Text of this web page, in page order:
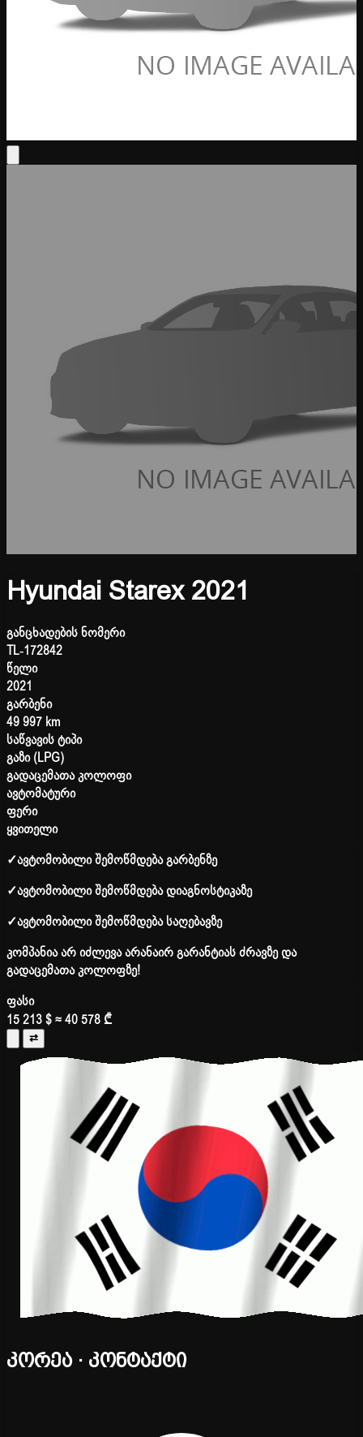
Hyundai Starex 2021
განცხადების ნომერი
TL-172842
წელი
2021
გარბენი
49 997 km
საწვავის ტიპი
გაზი (LPG)
გადაცემათა კოლოფი
ავტომატური
ფერი
ყვითელი
✓ავტომობილი შემოწმდება გარბენზე
✓ავტომობილი შემოწმდება დიაგნოსტიკაზე
✓ავტომობილი შემოწმდება საღებავზე
კომპანია არ იძლევა არანაირ გარანტიას ძრავზე და
გადაცემათა კოლოფზე!
ფასი
15 213 $≈ 40 578 ₾
⇄
კორეა · კონტაქტი